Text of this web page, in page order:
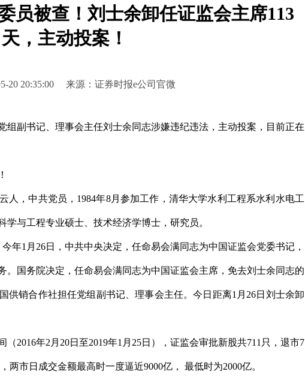
员被查！刘士余卸任证监会主席113
天，主动投案！
20 20:35:00 来源：证券时报e公司官微
副书记、理事会主任刘士余同志涉嫌违纪违法，主动投案，目前正在
，中共党员，1984年8月参加工作，清华大学水利工程系水利水电工
与工程专业硕士、技术经济学博士，研究员。
1月26日，中共中央决定，任命易会满同志为中国证监会党委书记，
。国务院决定，任命易会满同志为中国证监会主席，免去刘士余同志的
供销合作社担任党组副书记、理事会主任。今日距离1月26日刘士余卸
年2月20日至2019年1月25日），证监会审批新股共711只，退市7
两市日成交金额最高时一度逼近9000亿， 最低时为2000亿。